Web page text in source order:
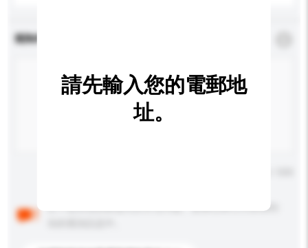
查詢內容
以下是其他買家提出的常見問題。點擊以將它們添加到
請先輸入您的電郵地
址。